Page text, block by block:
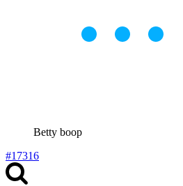
Betty boop
#17316